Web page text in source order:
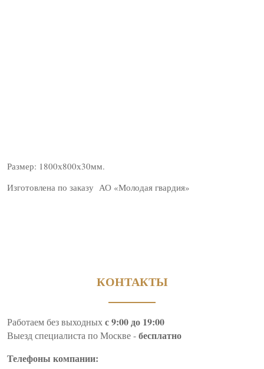
Размер: 1800х800х30мм.
Изготовлена по заказу АО «Молодая гвардия»
КОНТАКТЫ
Работаем без выходныхс 9:00 до 19:00
Выезд специалиста по Москве -бесплатно
Телефоны компании: